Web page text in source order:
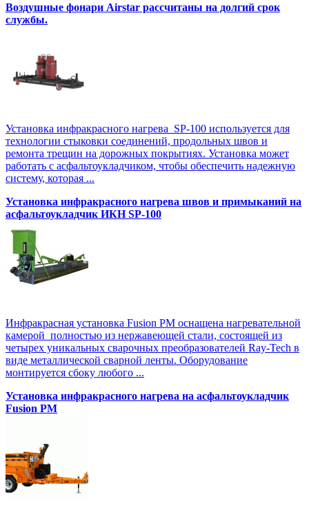
Воздушные фонари Airstar рассчитаны на долгий срок
службы.
Установка инфракрасного нагрева SP-100 используется для
технологии стыковки соединений, продольных швов и
ремонта трещин на дорожных покрытиях. Установка может
работать с асфальтоукладчиком, чтобы обеспечить надежную
систему, которая ...
Установка инфракрасного нагрева швов и примыканий на
асфальтоукладчик ИКН SP-100
Инфракрасная установка Fusion PM оснащена нагревательной
камерой полностью из нержавеющей стали, состоящей из
четырех уникальных сварочных преобразователей Ray-Tech в
виде металлической сварной ленты. Оборудование
монтируется сбоку любого ...
Установка инфракрасного нагрева на асфальтоукладчик
Fusion PM